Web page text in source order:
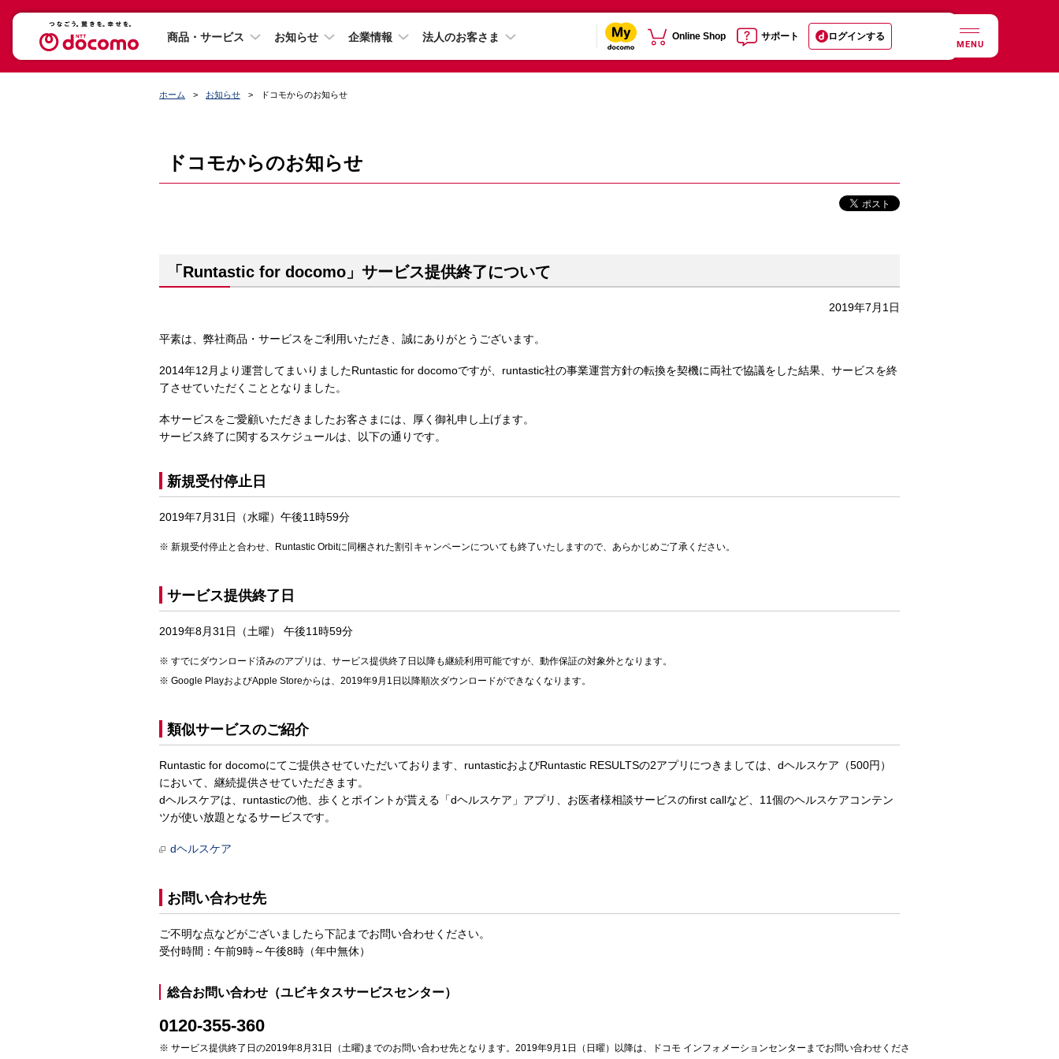
商品・サービス お知らせ 企業情報 法人のお客さま Online Shop サポート ログインする
MENU
ホーム お知らせ ドコモからのお知らせ
ドコモからのお知らせ
「Runtastic for docomo」サービス提供終了について
2019年7月1日
平素は、弊社商品・サービスをご利用いただき、誠にありがとうございます。
2014年12月より運営してまいりましたRuntastic for docomoですが、runtastic社の事業運営方針の転換を契機に両社で協議をした結果、サービスを終
了させていただくこととなりました。
本サービスをご愛顧いただきましたお客さまには、厚く御礼申し上げます。
サービス終了に関するスケジュールは、以下の通りです。
新規受付停止日
2019年7月31日（水曜）午後11時59分
新規受付停止と合わせ、Runtastic Orbitに同梱された割引キャンペーンについても終了いたしますので、あらかじめご了承ください。
サービス提供終了日
2019年8月31日（土曜） 午後11時59分
すでにダウンロード済みのアプリは、サービス提供終了日以降も継続利用可能ですが、動作保証の対象外となります。
Google PlayおよびApple Storeからは、2019年9月1日以降順次ダウンロードができなくなります。
類似サービスのご紹介
Runtastic for docomoにてご提供させていただいております、runtasticおよびRuntastic RESULTSの2アプリにつきましては、dヘルスケア（500円）
において、継続提供させていただきます。
dヘルスケアは、runtasticの他、歩くとポイントが貰える「dヘルスケア」アプリ、お医者様相談サービスのfirst callなど、11個のヘルスケアコンテン
ツが使い放題となるサービスです。
dヘルスケア
お問い合わせ先
ご不明な点などがございましたら下記までお問い合わせください。
受付時間：午前9時～午後8時（年中無休）
総合お問い合わせ（ユビキタスサービスセンター）
0120-355-360
サービス提供終了日の2019年8月31日（土曜)までのお問い合わせ先となります。2019年9月1日（日曜）以降は、ドコモ インフォメーションセンターまでお問い合わせくださ